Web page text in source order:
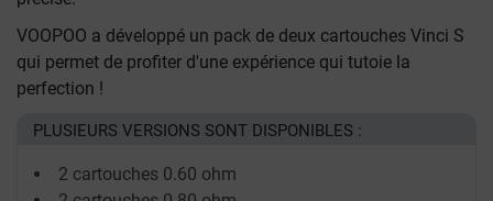
VOOPOO a développé un pack de deux cartouches Vinci S
qui permet de profiter d'une expérience qui tutoie la
perfection !
PLUSIEURS VERSIONS SONT DISPONIBLES :
2 cartouches 0.60 ohm